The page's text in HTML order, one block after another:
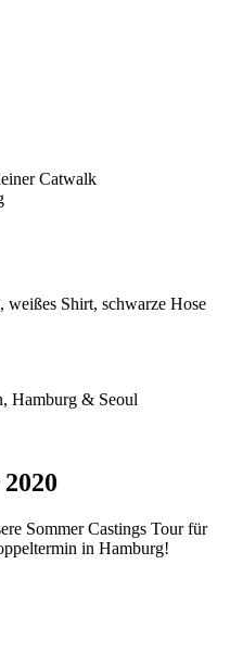
Catwalk
weißes Shirt, schwarze Hose
Hamburg & Seoul
Sommer Castings Tour für
in Hamburg!